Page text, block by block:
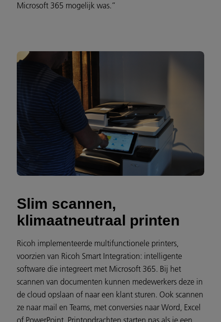
Microsoft 365 mogelijk was.”
Slim scannen,
klimaatneutraal printen
Ricoh implementeerde multifunctionele printers,
voorzien van Ricoh Smart Integration: intelligente
software die integreert met Microsoft 365. Bij het
scannen van documenten kunnen medewerkers deze in
de cloud opslaan of naar een klant sturen. Ook scannen
ze naar mail en Teams, met conversies naar Word, Excel
of PowerPoint. Printopdrachten starten pas als je een